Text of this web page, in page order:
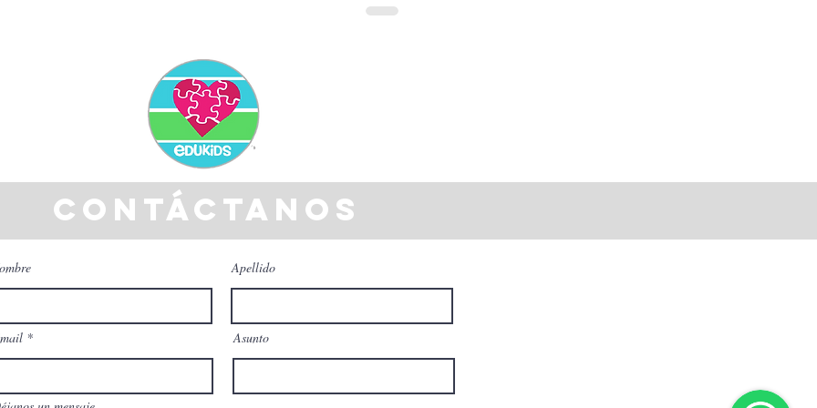
contáctanos
Apellido
Asunto